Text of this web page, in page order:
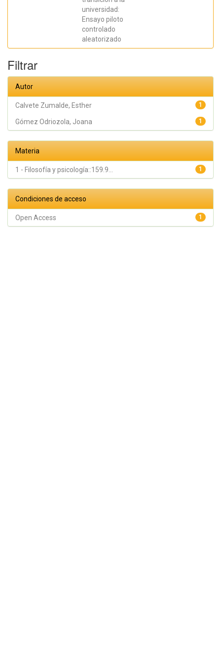
universidad:
Ensayo piloto
controlado
aleatorizado
Filtrar
Autor
1
Calvete Zumalde, Esther
1
Gómez Odriozola, Joana
Materia
1
1 - Filosofía y psicología::159.9...
Condiciones de acceso
1
Open Access